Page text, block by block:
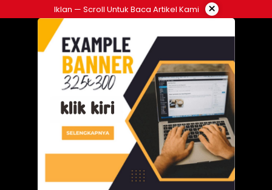
ke
Iklan — Scroll Untuk Baca Artikel Kami ×